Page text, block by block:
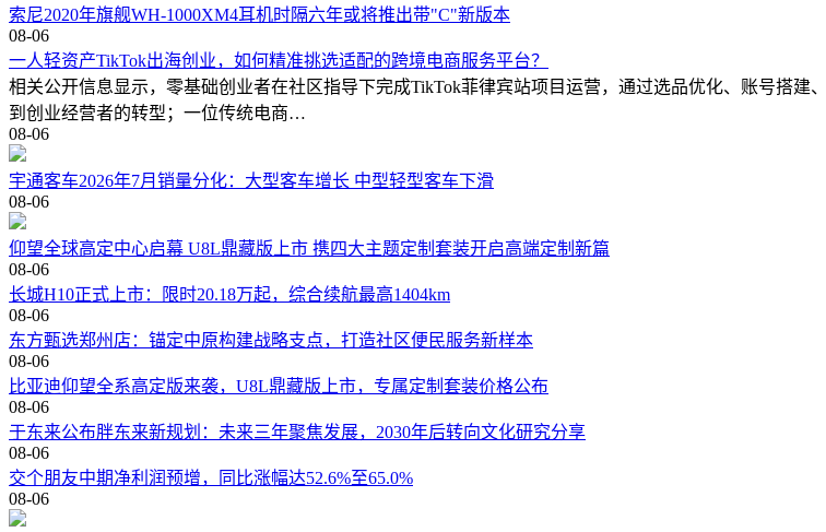
索尼2020年旗舰WH-1000XM4耳机时隔六年或将推出带"C"新版本
08-06
一人轻资产TikTok出海创业，如何精准挑选适配的跨境电商服务平台？
相关公开信息显示，零基础创业者在社区指导下完成TikTok菲律宾站项目运营，通过选品优化、账号搭
到创业经营者的转型；一位传统电商…
08-06
宇通客车2026年7月销量分化：大型客车增长 中型轻型客车下滑
08-06
仰望全球高定中心启幕 U8L鼎藏版上市 携四大主题定制套装开启高端定制新篇
08-06
长城H10正式上市：限时20.18万起，综合续航最高1404km
08-06
东方甄选郑州店：锚定中原构建战略支点，打造社区便民服务新样本
08-06
比亚迪仰望全系高定版来袭，U8L鼎藏版上市，专属定制套装价格公布
08-06
于东来公布胖东来新规划：未来三年聚焦发展，2030年后转向文化研究分享
08-06
交个朋友中期净利润预增，同比涨幅达52.6%至65.0%
08-06